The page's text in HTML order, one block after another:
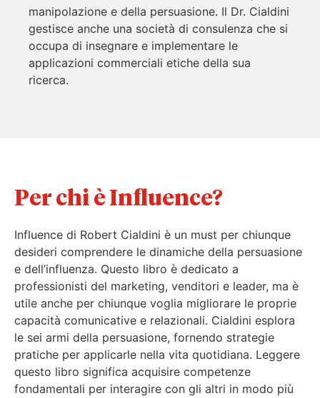
manipolazione e della persuasione. Il Dr. Cialdini
gestisce anche una società di consulenza che si
occupa di insegnare e implementare le
applicazioni commerciali etiche della sua
ricerca.
Per chi è Influence?
Influence di Robert Cialdini è un must per chiunque
desideri comprendere le dinamiche della persuasione
e dell’influenza. Questo libro è dedicato a
professionisti del marketing, venditori e leader, ma è
utile anche per chiunque voglia migliorare le proprie
capacità comunicative e relazionali. Cialdini esplora
le sei armi della persuasione, fornendo strategie
pratiche per applicarle nella vita quotidiana. Leggere
questo libro significa acquisire competenze
fondamentali per interagire con gli altri in modo più